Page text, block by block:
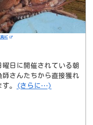
AC
日に開催されている朝
さんたちから直接獲れ
。
(さらに…)